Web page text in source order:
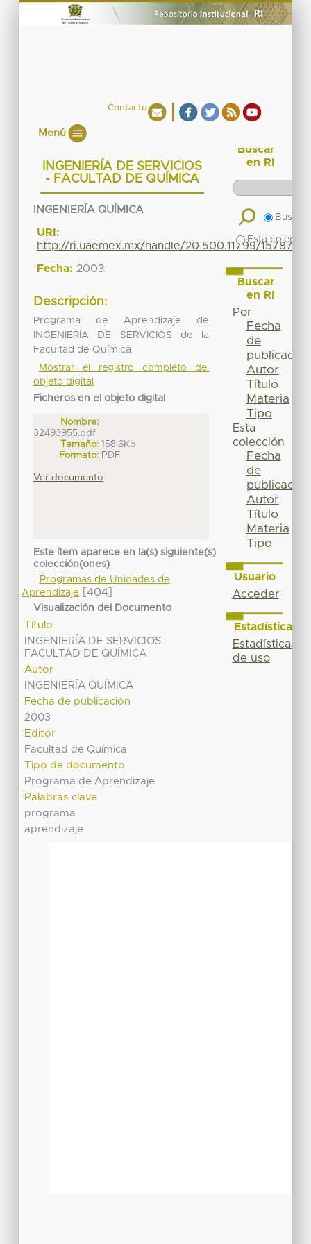
Contacto
Menú
INGENIERÍA DE SERVICIOS
- FACULTAD DE QUÍMICA
INGENIERÍA QUÍMICA
URI:
http://ri.uaemex.mx/handle/20.500.11799/15787
Fecha: 2003
Descripción:
Programa de Aprendizaje de
INGENIERÍA DE SERVICIOS de la
Facultad de Química
Mostrar el registro completo del
objeto digital
Ficheros en el objeto digital
Nombre:
32493955.pdf
Tamaño: 158.6Kb
Formato: PDF
Ver documento
Este ítem aparece en la(s) siguiente(s)
colección(ones)
Programas de Unidades de
Aprendizaje
[404]
Visualización del Documento
Título
INGENIERÍA DE SERVICIOS -
FACULTAD DE QUÍMICA
Autor
INGENIERÍA QUÍMICA
Fecha de publicación
2003
Editor
Facultad de Química
Tipo de documento
Programa de Aprendizaje
Palabras clave
programa
aprendizaje
Buscar
en RI
Buscar
Esta
Buscar
en RI
Por
Fecha
de
publicación
Autor
Título
Materia
Tipo
Esta
colección
Fecha
de
publicación
Autor
Título
Materia
Tipo
Usuario
Acceder
Estadísticas
Estadísticas
de uso